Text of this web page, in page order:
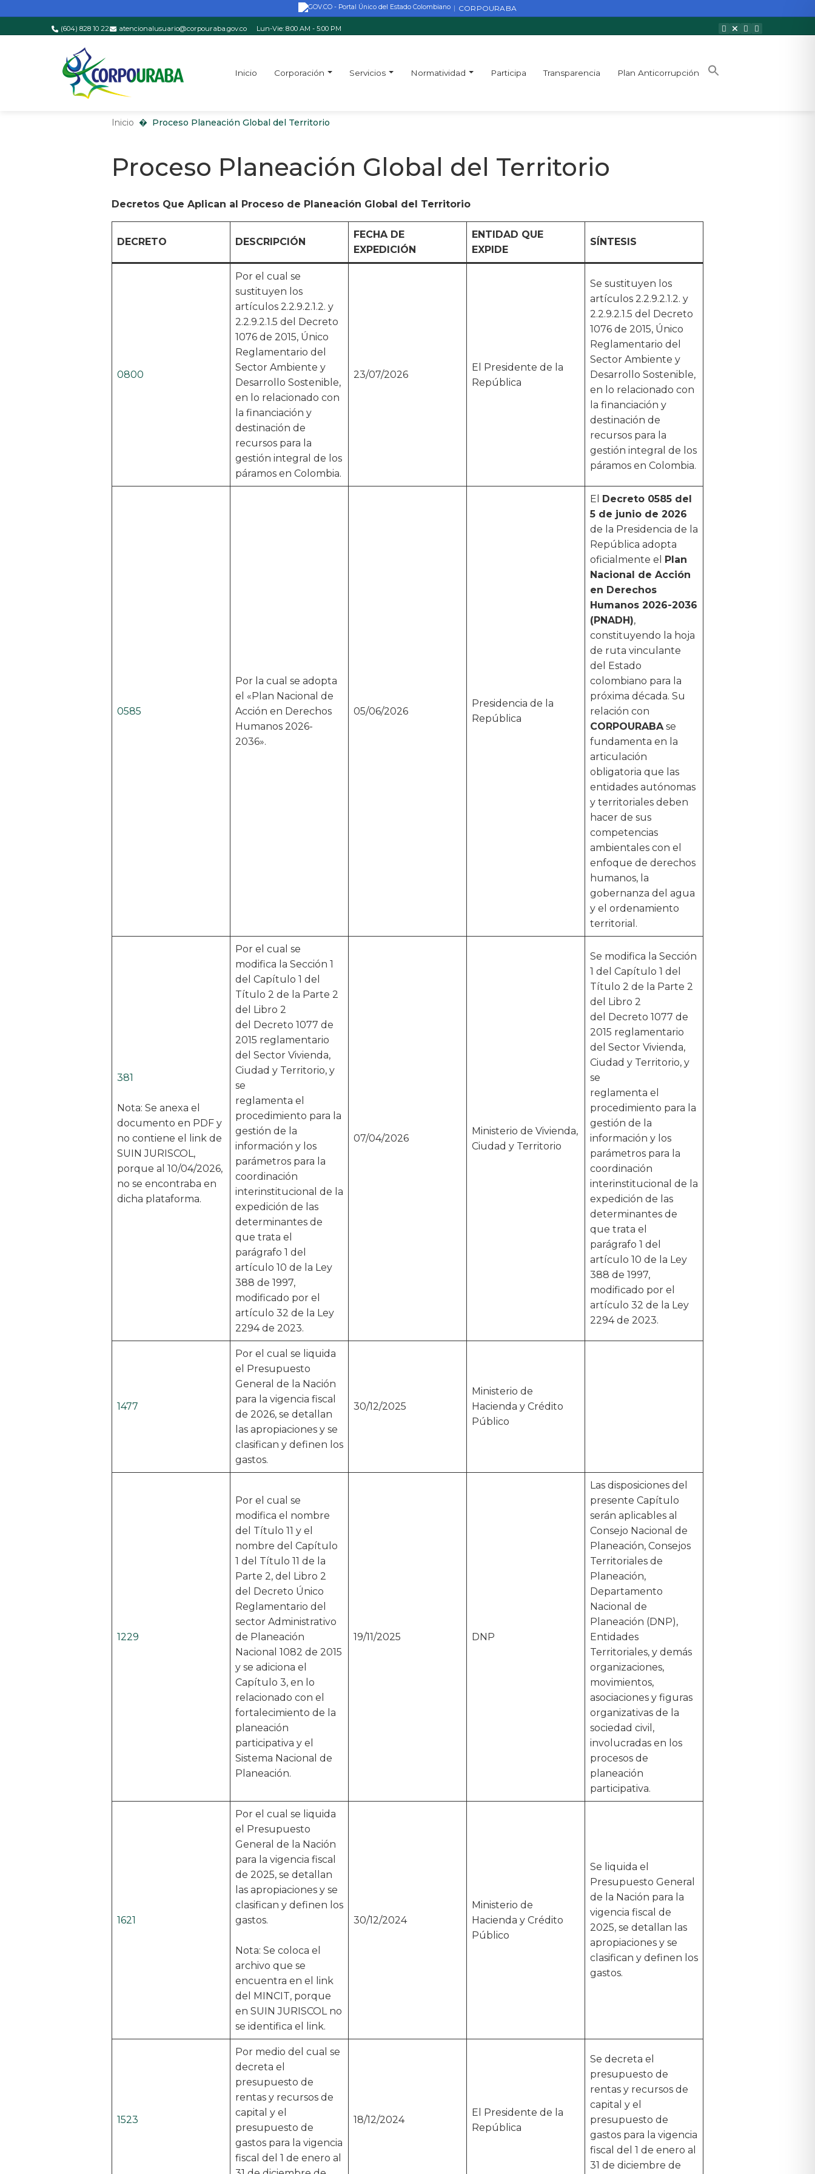
Saltar al contenido principal
| CORPOURABA
(604) 828 10 22 atencionalusuario@corpouraba.gov.co Lun-Vie: 8:00 AM - 5:00 PM
Inicio Corporación Servicios Normatividad Participa Transparencia Plan Anticorrupción
Inicio Proceso Planeación Global del Territorio
Inicio Proceso Planeación Global del Territorio
Proceso Planeación Global del Territorio
Decretos Que Aplican al Proceso de Planeación Global del Territorio
DECRETO DESCRIPCIÓN
FECHA DE
EXPEDICIÓN
ENTIDAD QUE
EXPIDE
SÍNTESIS
0800
Por el cual se
sustituyen los
artículos 2.2.9.2.1.2. y
2.2.9.2.1.5 del Decreto
1076 de 2015, Único
Reglamentario del
Sector Ambiente y
Desarrollo Sostenible,
en lo relacionado con
la financiación y
destinación de
recursos para la
gestión integral de los
páramos en Colombia.
23/07/2026
El Presidente de la
República
Se sustituyen los
artículos 2.2.9.2.1.2. y
2.2.9.2.1.5 del Decreto
1076 de 2015, Único
Reglamentario del
Sector Ambiente y
Desarrollo Sostenible,
en lo relacionado con
la financiación y
destinación de
recursos para la
gestión integral de los
páramos en Colombia.
0585
Por la cual se adopta
el «Plan Nacional de
Acción en Derechos
Humanos 2026-
2036».
05/06/2026
Presidencia de la
República
El Decreto 0585 del
5 de junio de 2026
de la Presidencia de la
República adopta
oficialmente el Plan
Nacional de Acción
en Derechos
Humanos 2026-2036
(PNADH),
constituyendo la hoja
de ruta vinculante
del Estado
colombiano para la
próxima década. Su
relación con
CORPOURABAse
fundamenta en la
articulación
obligatoria que las
entidades autónomas
y territoriales deben
hacer de sus
competencias
ambientales con el
enfoque de derechos
humanos, la
gobernanza del agua
y el ordenamiento
territorial.
381
Nota: Se anexa el
documento en PDF y
no contiene el link de
SUIN JURISCOL,
porque al 10/04/2026,
no se encontraba en
dicha plataforma.
Por el cual se
modifica la Sección 1
del Capítulo 1 del
Título 2 de la Parte 2
del Libro 2
del Decreto 1077 de
2015 reglamentario
del Sector Vivienda,
Ciudad y Territorio, y
se
reglamenta el
procedimiento para la
gestión de la
información y los
parámetros para la
coordinación
interinstitucional de la
expedición de las
determinantes de
que trata el
parágrafo 1 del
artículo 10 de la Ley
388 de 1997,
modificado por el
artículo 32 de la Ley
2294 de 2023.
07/04/2026
Ministerio de Vivienda,
Ciudad y Territorio
Se modifica la Sección
1 del Capítulo 1 del
Título 2 de la Parte 2
del Libro 2
del Decreto 1077 de
2015 reglamentario
del Sector Vivienda,
Ciudad y Territorio, y
se
reglamenta el
procedimiento para la
gestión de la
información y los
parámetros para la
coordinación
interinstitucional de la
expedición de las
determinantes de
que trata el
parágrafo 1 del
artículo 10 de la Ley
388 de 1997,
modificado por el
artículo 32 de la Ley
2294 de 2023.
1477
Por el cual se liquida
el Presupuesto
General de la Nación
para la vigencia fiscal
de 2026, se detallan
las apropiaciones y se
clasifican y definen los
gastos.
30/12/2025
Ministerio de
Hacienda y Crédito
Público
1229
Por el cual se
modifica el nombre
del Título 11 y el
nombre del Capítulo
1 del Título 11 de la
Parte 2, del Libro 2
del Decreto Único
Reglamentario del
sector Administrativo
de Planeación
Nacional 1082 de 2015
y se adiciona el
Capítulo 3, en lo
relacionado con el
fortalecimiento de la
planeación
participativa y el
Sistema Nacional de
Planeación.
19/11/2025 DNP
Las disposiciones del
presente Capítulo
serán aplicables al
Consejo Nacional de
Planeación, Consejos
Territoriales de
Planeación,
Departamento
Nacional de
Planeación (DNP),
Entidades
Territoriales, y demás
organizaciones,
movimientos,
asociaciones y figuras
organizativas de la
sociedad civil,
involucradas en los
procesos de
planeación
participativa.
1621
Por el cual se liquida
el Presupuesto
General de la Nación
para la vigencia fiscal
de 2025, se detallan
las apropiaciones y se
clasifican y definen los
gastos.
Nota: Se coloca el
archivo que se
encuentra en el link
del MINCIT, porque
en SUIN JURISCOL no
se identifica el link.
30/12/2024
Ministerio de
Hacienda y Crédito
Público
Se liquida el
Presupuesto General
de la Nación para la
vigencia fiscal de
2025, se detallan las
apropiaciones y se
clasifican y definen los
gastos.
1523
Por medio del cual se
decreta el
presupuesto de
rentas y recursos de
capital y el
presupuesto de
gastos para la vigencia
fiscal del 1 de enero al
18/12/2024
El Presidente de la
República
Se decreta el
presupuesto de
rentas y recursos de
capital y el
presupuesto de
gastos para la vigencia
fiscal del 1 de enero al
31 de diciembre de